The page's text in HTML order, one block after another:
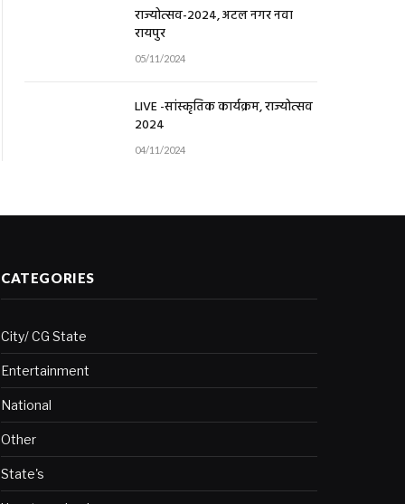
राज्योत्सव-2024, अटल नगर नवा
रायपुर
05/11/2024
LIVE -सांस्कृतिक कार्यक्रम, राज्योत्सव
2024
04/11/2024
CATEGORIES
City/ CG State
Entertainment
National
Other
State's